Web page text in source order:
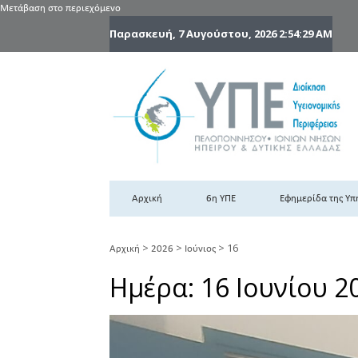
Μετάβαση στο περιεχόμενο
Παρασκευή, 7 Αυγούστου, 20262:54:30 AM
Αρχική 6η ΥΠΕ Εφημερίδα της
Αρχική > 2026 > Ιούνιος > 16
Ημέρα: 16 Ιουνίου